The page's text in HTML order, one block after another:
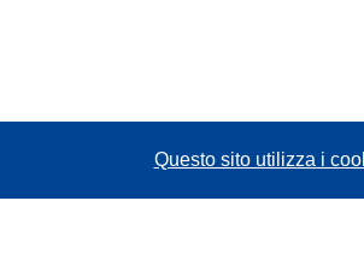
Questo sito utilizza i